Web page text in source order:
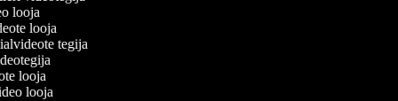
looja
looja
tegija
looja
looja